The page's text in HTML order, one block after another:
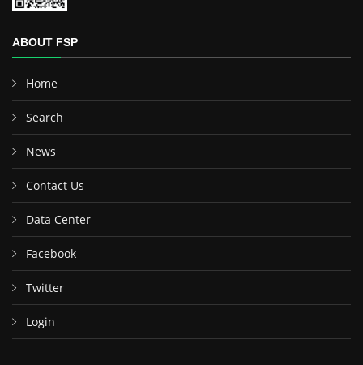
ABOUT FSP
Home
Search
News
Contact Us
Data Center
Facebook
Twitter
Login